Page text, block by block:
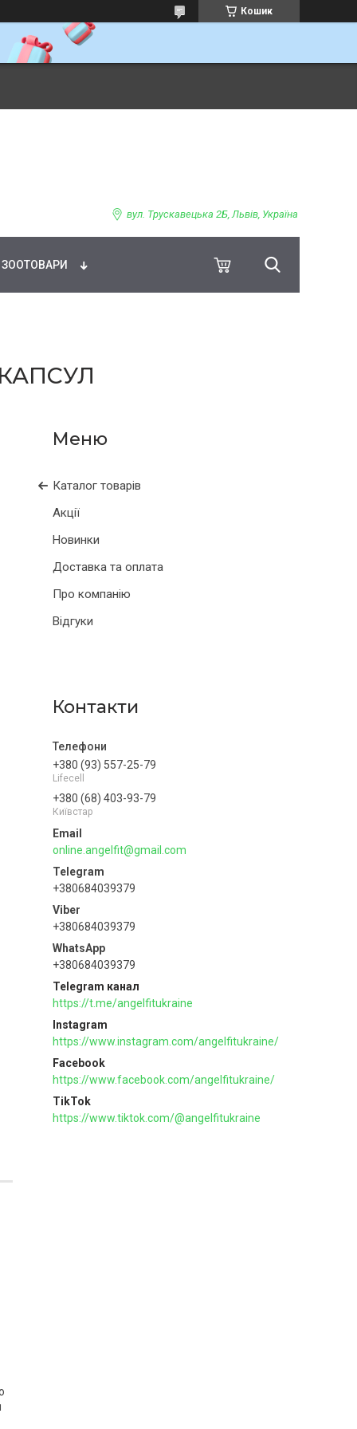
Кошик
вул. Трускавецька 2Б, Львів, Україна
ЗООТОВАРИ
КАПСУЛ
Каталог товарів
Акції
Новинки
Доставка та оплата
Про компанію
Відгуки
Контакти
+380 (93) 557-25-79
Lifecell
+380 (68) 403-93-79
Київстар
online.angelfit@gmail.com
+380684039379
+380684039379
+380684039379
Telegram канал
https://t.me/angelfitukraine
Instagram
https://www.instagram.com/angelfitukraine/
Facebook
https://www.facebook.com/angelfitukraine/
TikTok
https://www.tiktok.com/@angelfitukraine